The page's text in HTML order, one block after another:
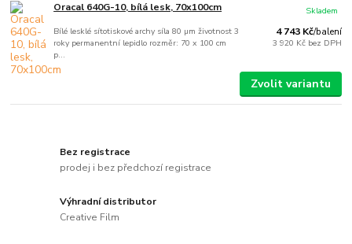
Oracal 640G-10, bílá lesk, 70x100cm
Bílé lesklé sítotiskové archy síla 80 µm životnost 3
roky permanentní lepidlo rozměr: 70 x 100 cm
p...
4 743 Kč/balení
3 920 Kč bez DPH
Skladem
Zvolit variantu
Bez registrace
prodej i bez předchozí registrace
Výhradní distributor
Creative Film